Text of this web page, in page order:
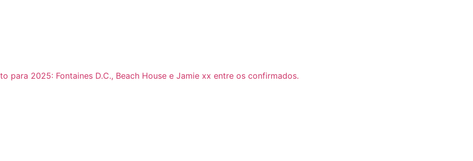
para 2025: Fontaines D.C., Beach House e Jamie xx entre os confirmados.